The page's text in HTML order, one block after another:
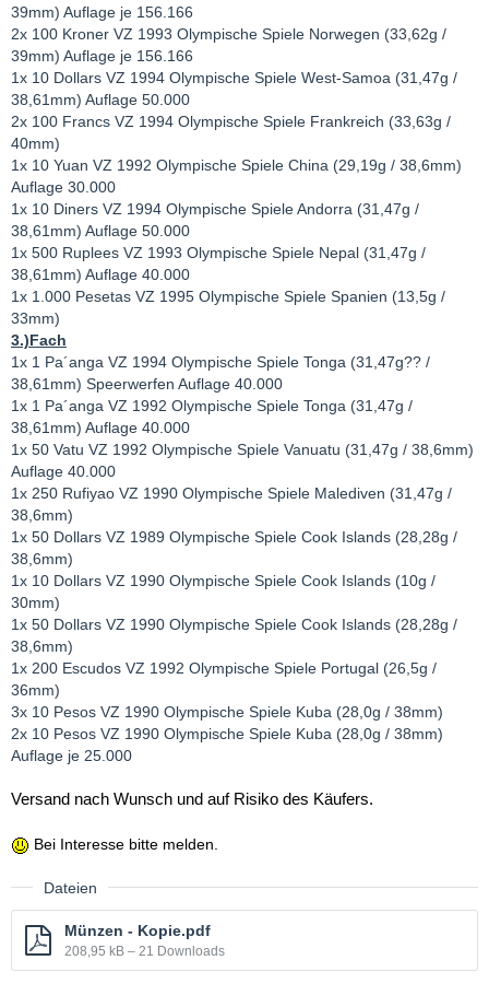
39mm) Auflage je 156.166
2x 100 Kroner VZ 1993 Olympische Spiele Norwegen (33,62g /
39mm) Auflage je 156.166
1x 10 Dollars VZ 1994 Olympische Spiele West-Samoa (31,47g /
38,61mm) Auflage 50.000
2x 100 Francs VZ 1994 Olympische Spiele Frankreich (33,63g /
40mm)
1x 10 Yuan VZ 1992 Olympische Spiele China (29,19g / 38,6mm)
Auflage 30.000
1x 10 Diners VZ 1994 Olympische Spiele Andorra (31,47g /
38,61mm) Auflage 50.000
1x 500 Ruplees VZ 1993 Olympische Spiele Nepal (31,47g /
38,61mm) Auflage 40.000
1x 1.000 Pesetas VZ 1995 Olympische Spiele Spanien (13,5g /
33mm)
3.)Fach
1x 1 Pa´anga VZ 1994 Olympische Spiele Tonga (31,47g?? /
38,61mm) Speerwerfen Auflage 40.000
1x 1 Pa´anga VZ 1992 Olympische Spiele Tonga (31,47g /
38,61mm) Auflage 40.000
1x 50 Vatu VZ 1992 Olympische Spiele Vanuatu (31,47g / 38,6mm)
Auflage 40.000
1x 250 Rufiyao VZ 1990 Olympische Spiele Malediven (31,47g /
38,6mm)
1x 50 Dollars VZ 1989 Olympische Spiele Cook Islands (28,28g /
38,6mm)
1x 10 Dollars VZ 1990 Olympische Spiele Cook Islands (10g /
30mm)
1x 50 Dollars VZ 1990 Olympische Spiele Cook Islands (28,28g /
38,6mm)
1x 200 Escudos VZ 1992 Olympische Spiele Portugal (26,5g /
36mm)
3x 10 Pesos VZ 1990 Olympische Spiele Kuba (28,0g / 38mm)
2x 10 Pesos VZ 1990 Olympische Spiele Kuba (28,0g / 38mm)
Auflage je 25.000
Versand nach Wunsch und auf Risiko des Käufers.
Bei Interesse bitte melden.
Dateien
Münzen - Kopie.pdf
208,95 kB – 21 Downloads